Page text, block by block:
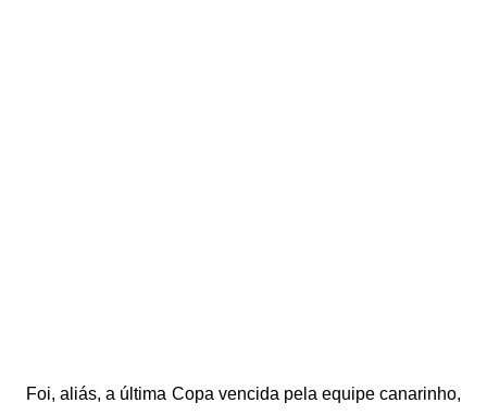
Foi, aliás, a última Copa vencida pela equipe canarinho,